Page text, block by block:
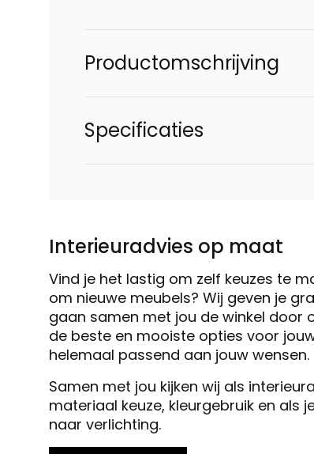
Productomschrijving
Specificaties
Interieuradvies op maat
Vind je het lastig om zelf keuzes te
om nieuwe meubels? Wij geven je
gaan samen met jou de winkel door
de beste en mooiste opties voor
helemaal passend aan jouw wensen.
Samen met jou kijken wij als
materiaal keuze, kleurgebruik en als
naar verlichting.